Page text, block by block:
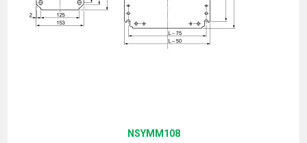
NSYMM108